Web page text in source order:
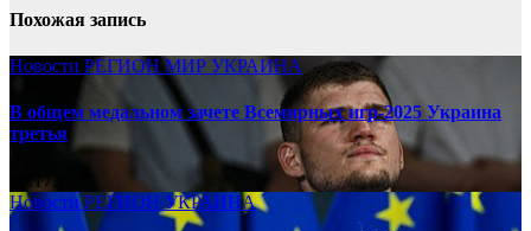
Похожая запись
Новости РЕГИОНМИР УКРАИНА
В общем медальном зачете Всемирных игр-2025 Украина
третья
08.17.2025
НовостиРЕГИОНУКРАИНА